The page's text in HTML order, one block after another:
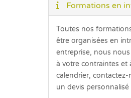
Formations en
Toutes nos
être organisées en
entreprise, nous
à votre contraintes et
calendrier,
un devis personnalisé